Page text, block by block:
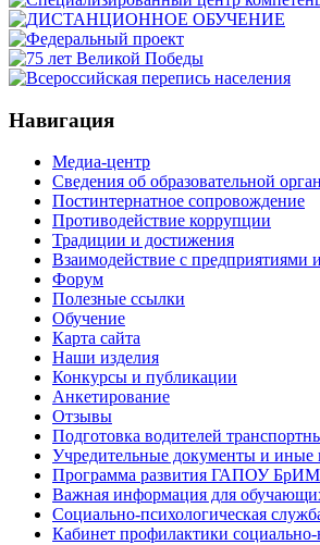
Навигация
Медиа-центр
Сведения об образовательной
Постинтернатное сопровождение
Противодействие коррупции
Традиции и достижения
Взаимодействие с предприятиями
Форум
Полезные ссылки
Обучение
Карта сайта
Наши изделия
Конкурсы и публикации
Анкетирование
Отзывы
Подготовка водителей
Учредительные документы и иные
Программа развития ГАПОУ
Важная информация для
Социально-психологическая
Кабинет профилактики